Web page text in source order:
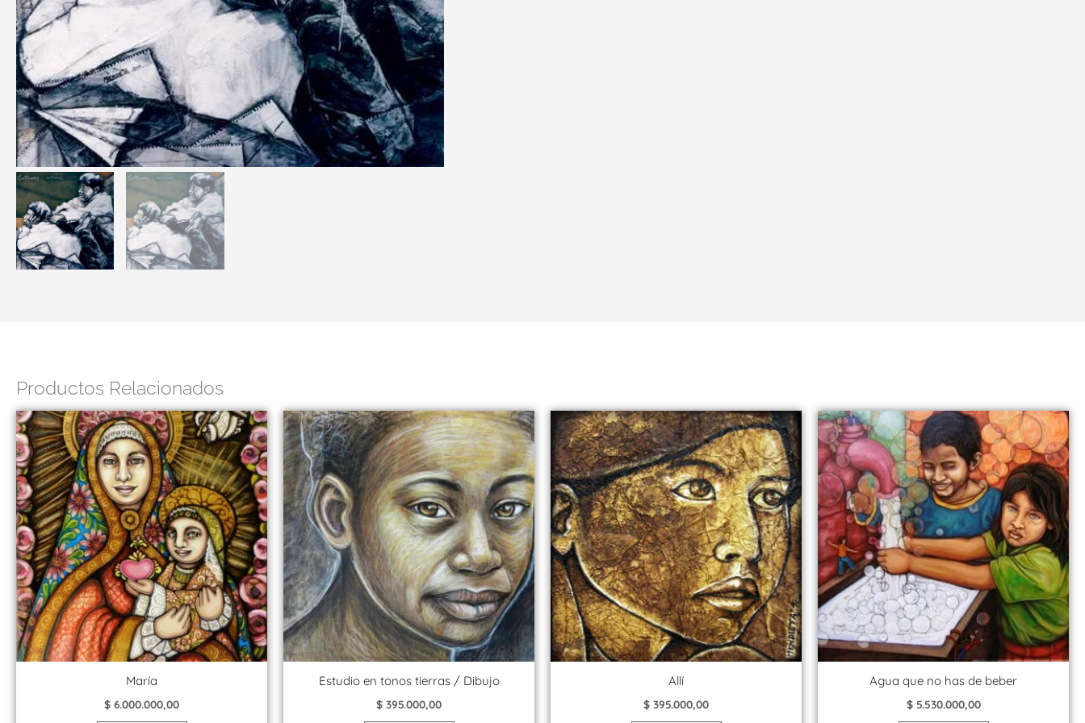
Productos Relacionados
María
$ 6.000.000,00
Estudio en tonos tierras / Dibujo
$ 395.000,00
Allí
$ 395.000,00
Agua que no has de beber
$5.530.000,00